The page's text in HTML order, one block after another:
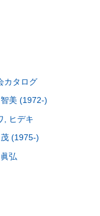
カタログ
美 (1972-)
, ヒデキ
(1975-)
弘